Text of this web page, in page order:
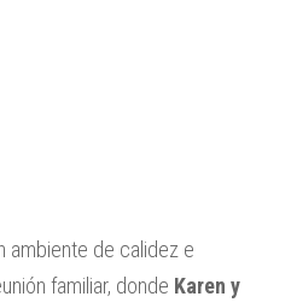
ambiente de calidez e
familiar, donde Karen y